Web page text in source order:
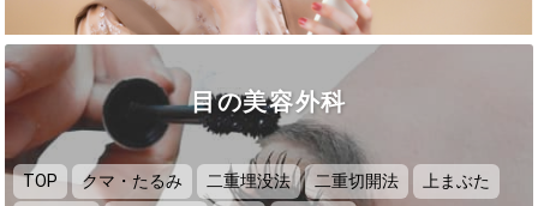
目の美容外科
TOP クマ・たるみ 二重埋没法 二重切開法
上まぶた